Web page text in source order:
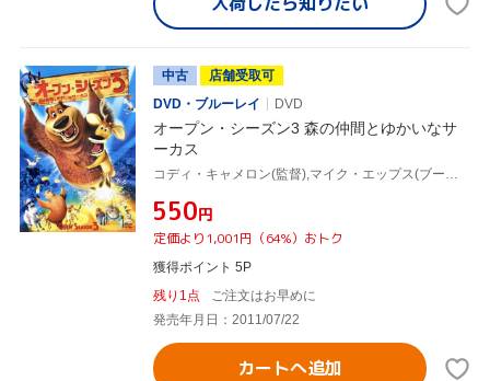
中古
店舗受取可
DVD・ブルーレイ
DVD
オープン・シーズン3 森の仲間とゆかいなサ
ーカス
コディ・キャメロン(監督),マイク・エップス(ブーグ),ジョエル・マクヘイル(エリオット)
¥550円
定価より1,001円（64%）おトク
獲得ポイント 5P
残り1点
ご注文はお早めに
発売年月日：2011/07/22
カートへ追加